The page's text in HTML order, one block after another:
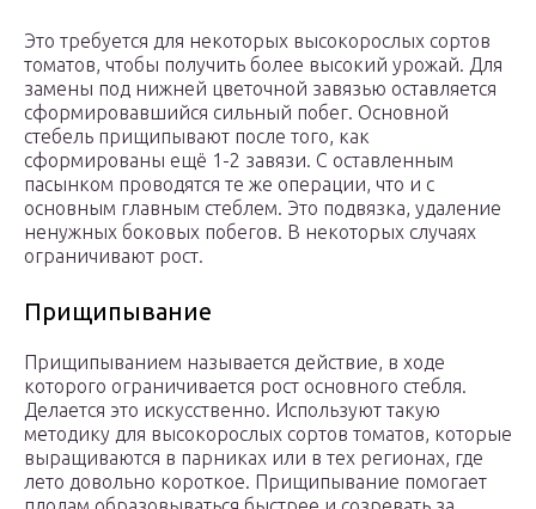
Это требуется для некоторых высокорослых сортов
томатов, чтобы получить более высокий урожай. Для
замены под нижней цветочной завязью оставляется
сформировавшийся сильный побег. Основной
стебель прищипывают после того, как
сформированы ещё 1-2 завязи. С оставленным
пасынком проводятся те же операции, что и с
основным главным стеблем. Это подвязка, удаление
ненужных боковых побегов. В некоторых случаях
ограничивают рост.
Прищипывание
Прищипыванием называется действие, в ходе
которого ограничивается рост основного стебля.
Делается это искусственно. Используют такую
методику для высокорослых сортов томатов, которые
выращиваются в парниках или в тех регионах, где
лето довольно короткое. Прищипывание помогает